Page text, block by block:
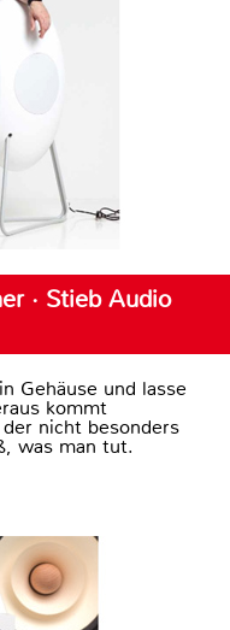
· Stieb Audio
Gehäuse und lasse
kommt
nicht besonders
was man tut.